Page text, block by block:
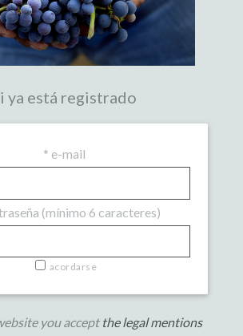
ya está registrado
* e-mail
(mínimo 6 caracteres)
acordarse
you accept the legal mentions